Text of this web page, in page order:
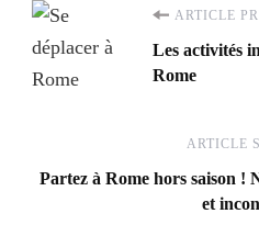
Navigation
d'article
ARTICLE
Les activités
Rome
ARTICLE
Partez à Rome hors saison !
et